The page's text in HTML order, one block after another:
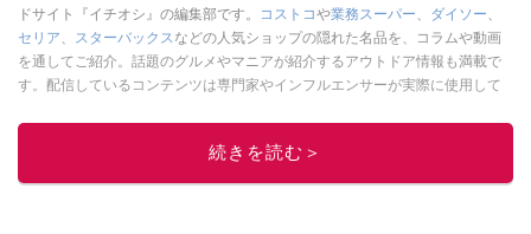
ドサイト『イチオシ』の編集部です。
コストコや業務スーパー ダイソー
セリア
スターバックス などの人気ショップの隠れた名品を、コラムや動画
を通してご紹介。話題のグルメやマニアが紹介するアウトドア情報も満載で
す。配信しているコンテンツは専門家やインフルエンサーが実際に使用して
ニュースでフォロー
続きを読む＞